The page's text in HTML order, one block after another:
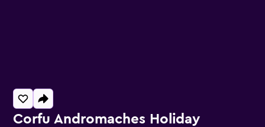
Corfu Andromaches Holiday